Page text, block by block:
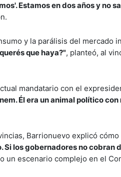
Estamos en dos años y no
y la parálisis del mercado
que haya?", planteó, al
mandatario con el
Él era un animal político
Barrionuevo explicó
los gobernadores no cobran
un escenario complejo en el